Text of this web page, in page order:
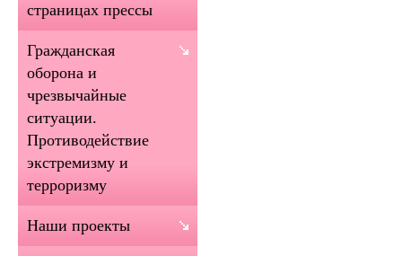
страницах прессы
Гражданская
оборона и
чрезвычайные
ситуации.
Противодействие
экстремизму и
терроризму
Наши проекты